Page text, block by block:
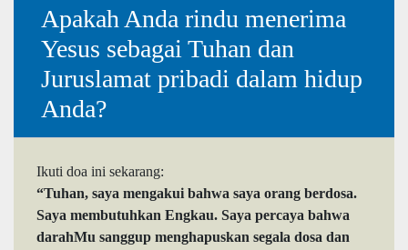
Apakah Anda rindu menerima
Yesus sebagai Tuhan dan
Juruslamat pribadi dalam hidup
Anda?
Ikuti doa ini sekarang:
“Tuhan, saya mengakui bahwa saya orang berdosa.
Saya membutuhkan Engkau. Saya percaya bahwa
darahMu sanggup menghapuskan segala dosa dan